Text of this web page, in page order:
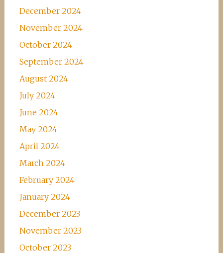
December 2024
November 2024
October 2024
September 2024
August 2024
July 2024
June 2024
May 2024
April 2024
March 2024
February 2024
January 2024
December 2023
November 2023
October 2023